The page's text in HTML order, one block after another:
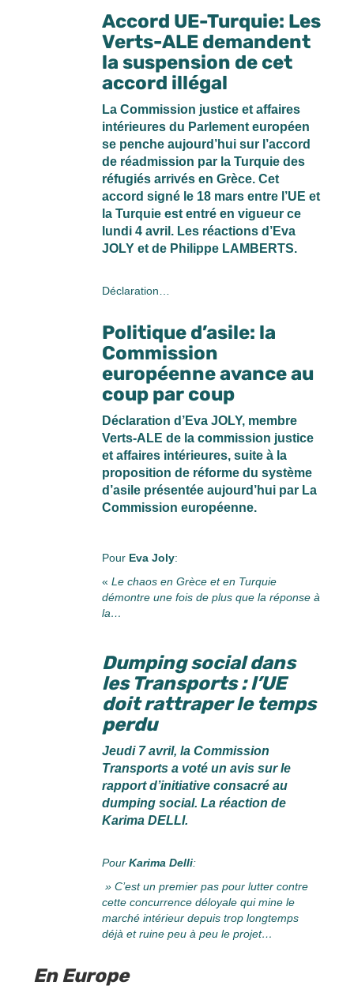
Accord UE-Turquie: Les
Verts-ALE demandent
la suspension de cet
accord illégal
La Commission justice et affaires
intérieures du Parlement européen
se penche aujourd’hui sur l’accord
de réadmission par la Turquie des
réfugiés arrivés en Grèce. Cet
accord signé le 18 mars entre l’UE et
la Turquie est entré en vigueur ce
lundi 4 avril. Les réactions d’Eva
JOLY et de Philippe LAMBERTS.
Déclaration…
Politique d’asile: la
Commission
européenne avance au
coup par coup
Déclaration d’Eva JOLY, membre
Verts-ALE de la commission justice
et affaires intérieures, suite à la
proposition de réforme du système
d’asile présentée aujourd’hui par La
Commission européenne.
Pour Eva Joly:
« Le chaos en Grèce et en Turquie
démontre une fois de plus que la réponse à
la…
Dumping social dans
les Transports : l’UE
doit rattraper le temps
perdu
Jeudi 7 avril, la Commission
Transports a voté un avis sur le
rapport d’initiative consacré au
dumping social. La réaction de
Karima DELLI.
Pour Karima Delli:
» C’est un premier pas pour lutter contre
cette concurrence déloyale qui mine le
marché intérieur depuis trop longtemps
déjà et ruine peu à peu le projet…
En Europe